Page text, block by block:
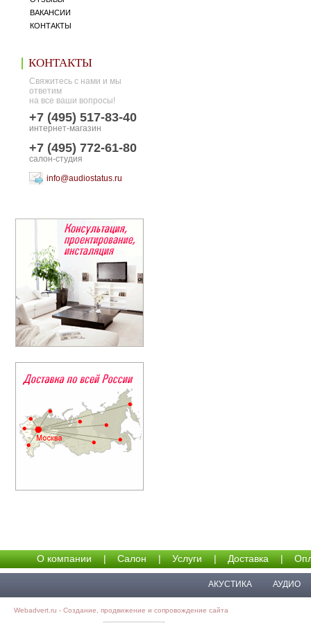
ВАКАНСИИ
КОНТАКТЫ
КОНТАКТЫ
Свяжитесь с нами и мы
ответим
на все ваши вопросы!
+7 (495) 517-83-40
интернет-магазин
+7 (495) 772-61-80
салон-студия
info@audiostatus.ru
О компании | Салон | Услуги | Доставка |
АКУСТИКА АУДИО
Webadvert.ru - Создание, продвижение и сопровождение сайта